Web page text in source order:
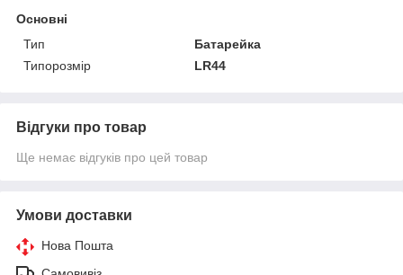
Основні
Тип
Батарейка
Типорозмір
LR44
Відгуки про товар
Ще немає відгуків про цей товар
Умови доставки
Нова Пошта